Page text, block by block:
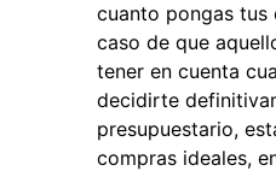
cuanto pongas tus
caso de que
tener en cuenta
decidirte
presupuestario,
compras ideales,